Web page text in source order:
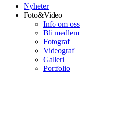
Nyheter
Foto&Video
Info om oss
Bli medlem
Fotograf
Videograf
Galleri
Portfolio